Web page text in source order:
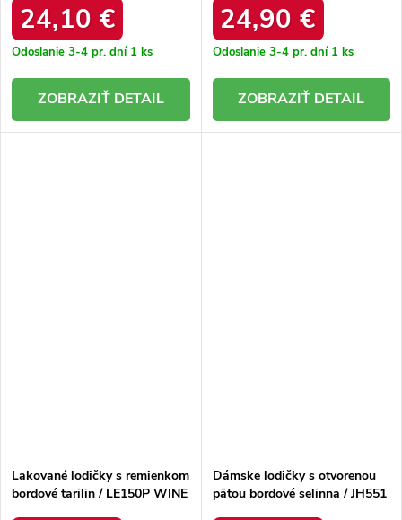
24,10 €
Odoslanie 3-4 pr. dní 1 ks
DETAIL
24,90 €
Odoslanie 3-4 pr. dní 1 ks
DETAIL
Lakované lodičky s remienkom
bordové tarilin / LE150P WINE
Dámske lodičky s otvorenou
pätou bordové selinna / JH551